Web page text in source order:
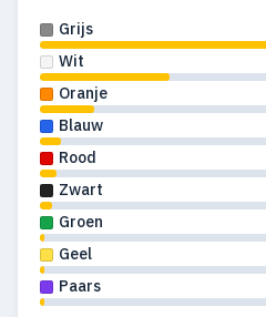
Grijs
Wit
Oranje
Blauw
Rood
Zwart
Groen
Geel
Paars